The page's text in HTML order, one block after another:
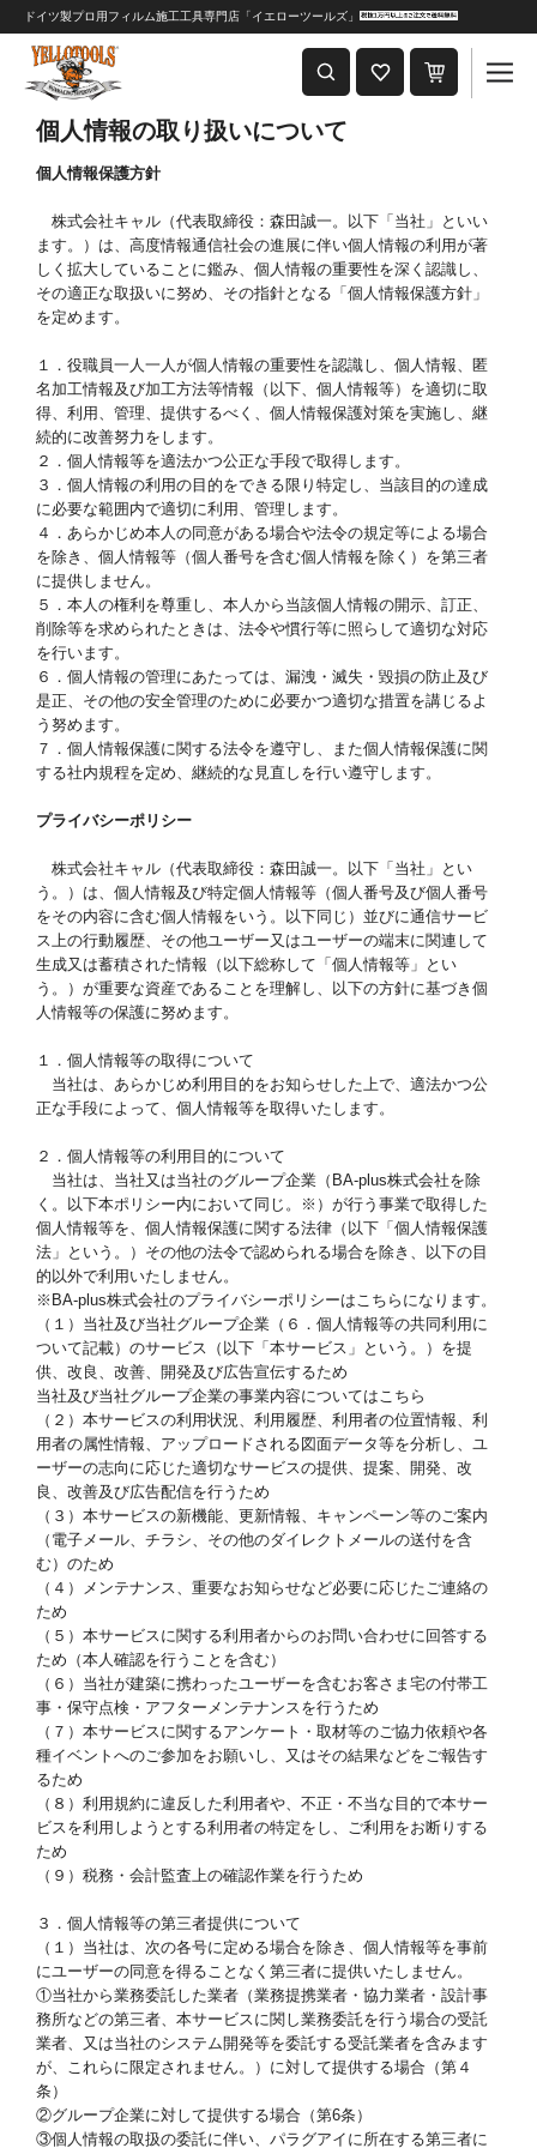
重要なおしらせ
2024年8月1日 価格改定につきまして
ドイツ製プロ用フィルム施工工具専門店「イエローツールズ」
個人情報の取り扱いについて
個人情報保護方針
株式会社キャル（代表取締役：森田誠一。以下「当社」といい
ます。）は、高度情報通信社会の進展に伴い個人情報の利用が著
しく拡大していることに鑑み、個人情報の重要性を深く認識し、
その適正な取扱いに努め、その指針となる「個人情報保護方針」
を定めます。
１．役職員一人一人が個人情報の重要性を認識し、個人情報、匿
名加工情報及び加工方法等情報（以下、個人情報等）を適切に取
得、利用、管理、提供するべく、個人情報保護対策を実施し、継
続的に改善努力をします。
２．個人情報等を適法かつ公正な手段で取得します。
３．個人情報の利用の目的をできる限り特定し、当該目的の達成
に必要な範囲内で適切に利用、管理します。
４．あらかじめ本人の同意がある場合や法令の規定等による場合
を除き、個人情報等（個人番号を含む個人情報を除く）を第三者
に提供しません。
５．本人の権利を尊重し、本人から当該個人情報の開示、訂正、
削除等を求められたときは、法令や慣行等に照らして適切な対応
を行います。
６．個人情報の管理にあたっては、漏洩・滅失・毀損の防止及び
是正、その他の安全管理のために必要かつ適切な措置を講じるよ
う努めます。
７．個人情報保護に関する法令を遵守し、また個人情報保護に関
する社内規程を定め、継続的な見直しを行い遵守します。
プライバシーポリシー
株式会社キャル（代表取締役：森田誠一。以下「当社」とい
う。）は、個人情報及び特定個人情報等（個人番号及び個人番号
をその内容に含む個人情報をいう。以下同じ）並びに通信サービ
ス上の行動履歴、その他ユーザー又はユーザーの端末に関連して
生成又は蓄積された情報（以下総称して「個人情報等」とい
う。）が重要な資産であることを理解し、以下の方針に基づき個
人情報等の保護に努めます。
１．個人情報等の取得について
当社は、あらかじめ利用目的をお知らせした上で、適法かつ公
正な手段によって、個人情報等を取得いたします。
２．個人情報等の利用目的について
当社は、当社又は当社のグループ企業（BA-plus株式会社を除
く。以下本ポリシー内において同じ。※）が行う事業で取得した
個人情報等を、個人情報保護に関する法律（以下「個人情報保護
法」という。）その他の法令で認められる場合を除き、以下の目
的以外で利用いたしません。
※BA-plus株式会社のプライバシーポリシーはこちらになります。
（１）当社及び当社グループ企業（６．個人情報等の共同利用に
ついて記載）のサービス（以下「本サービス」という。）を提
供、改良、改善、開発及び広告宣伝するため
当社及び当社グループ企業の事業内容についてはこちら
（２）本サービスの利用状況、利用履歴、利用者の位置情報、利
用者の属性情報、アップロードされる図面データ等を分析し、ユ
ーザーの志向に応じた適切なサービスの提供、提案、開発、改
良、改善及び広告配信を行うため
（３）本サービスの新機能、更新情報、キャンペーン等のご案内
（電子メール、チラシ、その他のダイレクトメールの送付を含
む）のため
（４）メンテナンス、重要なお知らせなど必要に応じたご連絡の
ため
（５）本サービスに関する利用者からのお問い合わせに回答する
ため（本人確認を行うことを含む）
（６）当社が建築に携わったユーザーを含むお客さま宅の付帯工
事・保守点検・アフターメンテナンスを行うため
（７）本サービスに関するアンケート・取材等のご協力依頼や各
種イベントへのご参加をお願いし、又はその結果などをご報告す
るため
（８）利用規約に違反した利用者や、不正・不当な目的で本サー
ビスを利用しようとする利用者の特定をし、ご利用をお断りする
ため
（９）税務・会計監査上の確認作業を行うため
３．個人情報等の第三者提供について
（１）当社は、次の各号に定める場合を除き、個人情報等を事前
にユーザーの同意を得ることなく第三者に提供いたしません。
①当社から業務委託した業者（業務提携業者・協力業者・設計事
務所などの第三者、本サービスに関し業務委託を行う場合の受託
業者、又は当社のシステム開発等を委託する受託業者を含みます
が、これらに限定されません。）に対して提供する場合（第４
条）
②グループ企業に対して提供する場合（第6条）
③個人情報の取扱の委託に伴い、パラグアイに所在する第三者に